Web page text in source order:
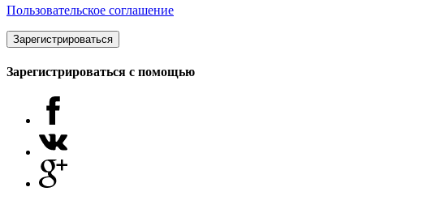
Пользовательское соглашение
Зарегистрироваться
Зарегистрироваться с помощью